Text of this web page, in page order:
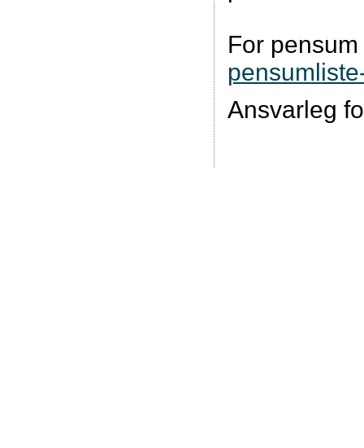
For
Ansvarleg